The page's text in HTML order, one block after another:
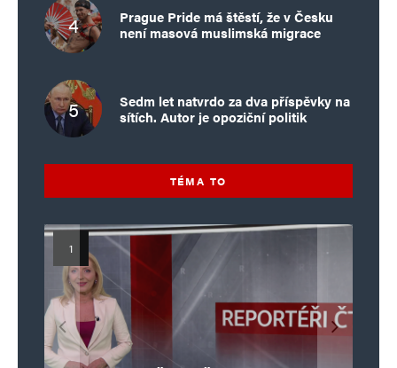
Prague Pride má štěstí, že v Česku
není masová muslimská migrace
Sedm let natvrdo za dva příspěvky na
sítích. Autor je opoziční politik
TÉMA TO
Islamistický teror v EU, 6. díl:
Brutální poprava 85letého
katolického kněze Jacquese
Islamistický teror v EU, 5. díl:
Krvavé oslavy pádu Bastily
Mýty o Václavu Klausovi:
Pivo, jazz, hádky, loajalita
i humor. Jakl boří legendy
Vymíráme a politici lžou:
porodnost nezachrání
dotace, byty ani zkrácené
Pim Fortuyn: Muž, který se